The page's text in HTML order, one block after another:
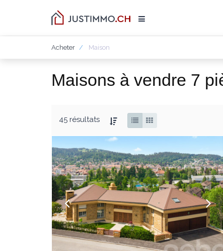
Acheter Maison
Maisons à vendre 7
45 résultats